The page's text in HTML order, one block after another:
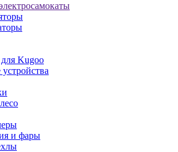
Kugoo
и фары